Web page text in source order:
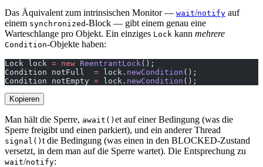
Das Äquivalent zum intrinsischen Monitor — wait/notify auf
einem synchronized-Block — gibt einem genau eine
Warteschlange pro Objekt. Ein einziges Lock kann mehrere
Condition-Objekte haben:
Lock lock = new ReentrantLock ();
Condition notFull = lock. newCondition ();
Condition notEmpty = lock. newCondition ();
Kopieren
Man hält die Sperre, await() et auf einer Bedingung (was die
Sperre freigibt und einen parkiert), und ein anderer Thread
signal() t die Bedingung (was einen in den BLOCKED-Zustand
versetzt, in dem man auf die Sperre wartet). Die Entsprechung zu
wait/notify: